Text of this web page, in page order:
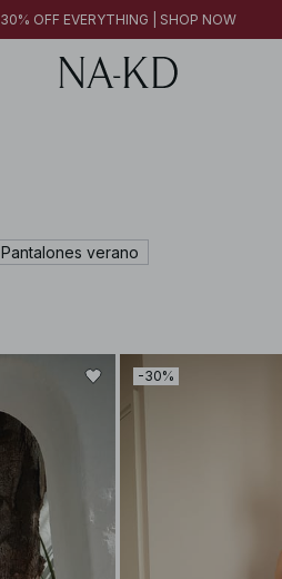
FINAL SALE | SHOP NOW
FINAL SALE | SHOP NOW
30% OFF EVERYTHING | SHOP NOW
Pantalones verano
-30%